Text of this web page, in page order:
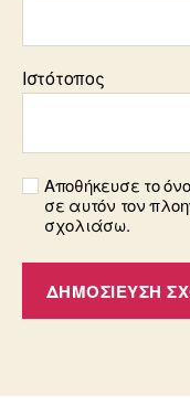
Ιστότοπος
Αποθήκευσε το
σε αυτόν τον
σχολιάσω.